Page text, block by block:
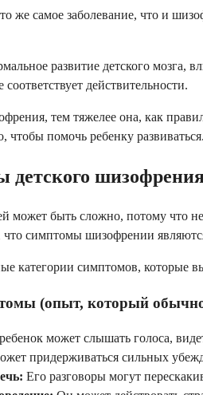
же самое заболевание, что и
развитие детского мозга,
действительности.
тем тяжелее она, как
чтобы помочь ребенку развиваться.
может быть сложно, потому что
что симптомы шизофрении
категории симптомов, которые
(опыт, который обычно
может слышать голоса,
придерживаться сильных
Его разговоры могут